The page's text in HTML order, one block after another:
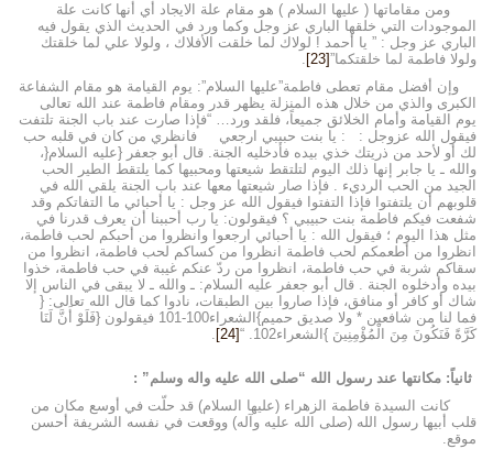
ومن مقاماتها ( عليها السلام ) هو مقام علة الايجاد أي أنها كانت علة
الموجودات التي خلقها الباري عز وجل وكما ورد في الحديث الذي يقول فيه
الباري عز وجل : ” يا أحمد ! لولاك لما خلقت الأفلاك ، ولولا علي لما خلقتك
ولولا فاطمة لما خلقتكما”[23]
.
وإن أفضل مقام تعطى فاطمة”عليها السلام”: يوم القيامة هو مقام الشفاعة
الكبرى والذي من خلال هذه المنزلة يظهر قدر ومقام فاطمة عند الله تعالى
يوم القيامة وأمام الخلائق جميعاً، فلقد ورد… “فإذا صارت عند باب الجنة تلتفت
فيقول الله عزوجل : : يا بنت حبيبي ارجعي فانظري من كان في قلبه حب
لك أو لأحد من ذريتك خذي بيده فأدخليه الجنة. قال أبو جعفر {عليه السلام{،
والله ـ يا جابر إنها ذلك اليوم لتلتقط شيعتها ومحبيها كما يلتقط الطير الحب
الجيد من الحب الرديء . فإذا صار شيعتها معها عند باب الجنة يلقي الله في
قلوبهم أن يلتفتوا فإذا التفتوا فيقول الله عز وجل : يا أحبائي ما التفاتكم وقد
شفعت فيكم فاطمة بنت حبيبي ؟ فيقولون: يا رب أحببنا أن يعرف قدرنا في
مثل هذا اليوم ؛ فيقول الله : يا أحبائي ارجعوا وانظروا من أحبكم لحب فاطمة،
انظروا من أطعمكم لحب فاطمة انظروا من كساكم لحب فاطمة، انظروا من
سقاكم شربة في حب فاطمة، انظروا من ردّ عنكم غيبة في حب فاطمة، خذوا
بيده وأدخلوه الجنة . قال أبو جعفر عليه السلام: ـ والله ـ لا يبقى في الناس إلا
شاك أو كافر أو منافق، فإذا صاروا بين الطبقات، نادوا كما قال الله تعالى: {
فما لنا من شافعين * ولا صديق حميم}الشعراء100-101 فيقولون {فَلَوْ أَنَّ لَنَا
كَرَّةً فَنَكُونَ مِنَ الْمُؤْمِنِينَ }الشعراء102. “
[24]
.
ثانياً: مكانتها عند رسول الله “صلى الله عليه واله وسلم” :
كانت السيدة فاطمة الزهراء (عليها السلام) قد حلّت في أوسع مكان من
قلب أبيها رسول الله (صلى الله عليه وآله) ووقعت في نفسه الشريفة أحسن
موقع.